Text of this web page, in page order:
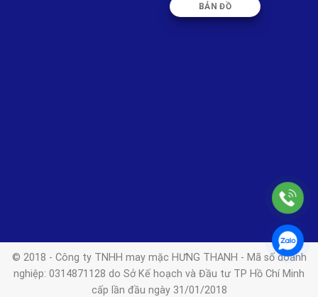
BẢN ĐỒ
© 2018 - Công ty TNHH may mặc HƯNG THANH - Mã số doanh
nghiệp: 0314871128 do Sở Kế hoạch và Đầu tư TP Hồ Chí Minh
cấp lần đầu ngày 31/01/2018